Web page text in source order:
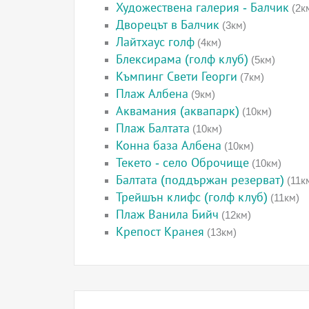
Художествена галерия - Балчик
Дворецът в Балчик (3км)
Лайтхаус голф (4км)
Блексирама (голф клуб) (5км)
Къмпинг Свети Георги (7км)
Плаж Албена (9км)
Аквамания (аквапарк) (10км)
Плаж Балтата (10км)
Конна база Албена (10км)
Текето - село Оброчище (10км)
Балтата (поддържан резерват)
Трейшън клифс (голф клуб) (11км)
Плаж Ванила Бийч (12км)
Крепост Кранея (13км)